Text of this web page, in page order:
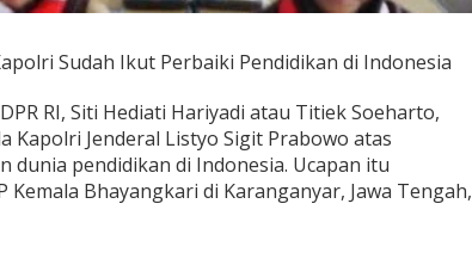
Sudah Ikut Perbaiki Pendidikan di Indonesia
RI, Siti Hediati Hariyadi atau Titiek Soeharto,
Kapolri Jenderal Listyo Sigit Prabowo atas
dunia pendidikan di Indonesia. Ucapan itu
Kemala Bhayangkari di Karanganyar, Jawa Tengah,